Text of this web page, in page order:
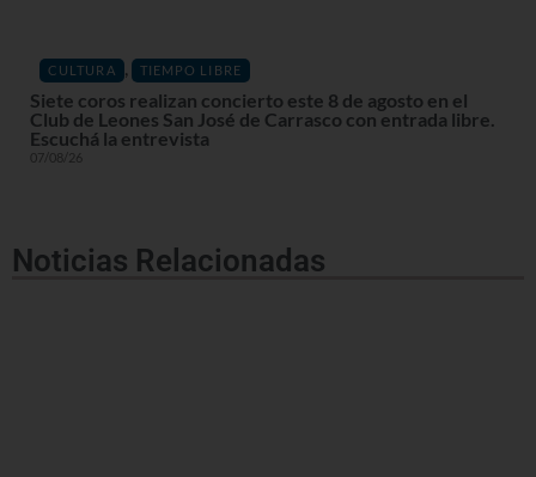
CULTURA , TIEMPO LIBRE
Siete coros realizan concierto este 8 de agosto en el
Club de Leones San José de Carrasco con entrada libre.
Escuchá la entrevista
07/08/26
Noticias Relacionadas